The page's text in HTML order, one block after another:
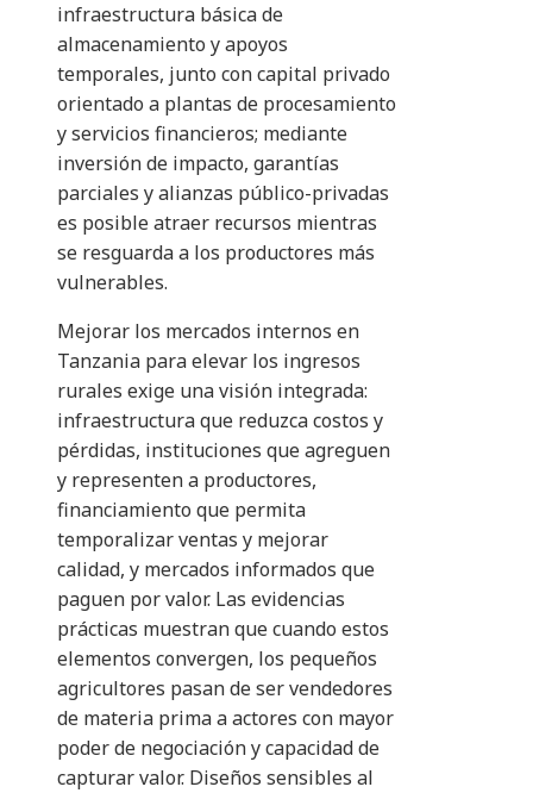
infraestructura básica de
almacenamiento y apoyos
temporales, junto con capital privado
orientado a plantas de procesamiento
y servicios financieros; mediante
inversión de impacto, garantías
parciales y alianzas público-privadas
es posible atraer recursos mientras
se resguarda a los productores más
vulnerables.
Mejorar los mercados internos en
Tanzania para elevar los ingresos
rurales exige una visión integrada:
infraestructura que reduzca costos y
pérdidas, instituciones que agreguen
y representen a productores,
financiamiento que permita
temporalizar ventas y mejorar
calidad, y mercados informados que
paguen por valor. Las evidencias
prácticas muestran que cuando estos
elementos convergen, los pequeños
agricultores pasan de ser vendedores
de materia prima a actores con mayor
poder de negociación y capacidad de
capturar valor. Diseños sensibles al